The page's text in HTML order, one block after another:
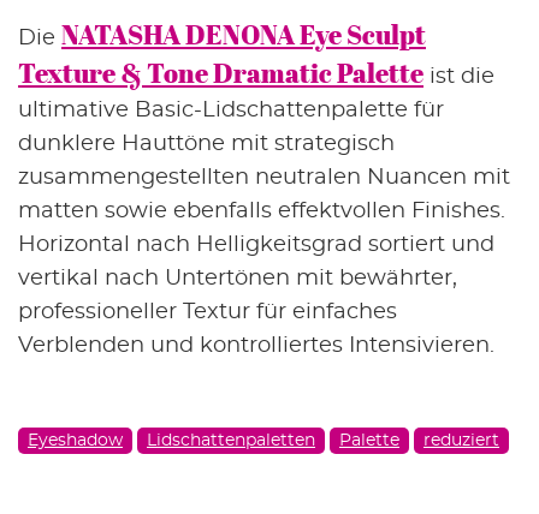
P3610SKM – Matte Medium Dusty Peach Nude
Y3611SC – Cream Matte Medium Earthy Brown
C3 612SC – Cream Matte Medium Cool Brown
W3613SC – Cream Matte Coffee Bean Brown
N3614SC – Cream Matte Intense Black
Die NATASHA DENONA Eye Sculpt
Texture & Tone Dramatic Palette ist die
ultimative Basic-Lidschattenpalette für
dunklere Hauttöne mit strategisch
zusammengestellten neutralen Nuancen mit
matten sowie ebenfalls effektvollen Finishes.
Horizontal nach Helligkeitsgrad sortiert und
vertikal nach Untertönen mit bewährter,
professioneller Textur für einfaches
Verblenden und kontrolliertes Intensivieren.
Eyeshadow Lidschattenpaletten Palette reduziert